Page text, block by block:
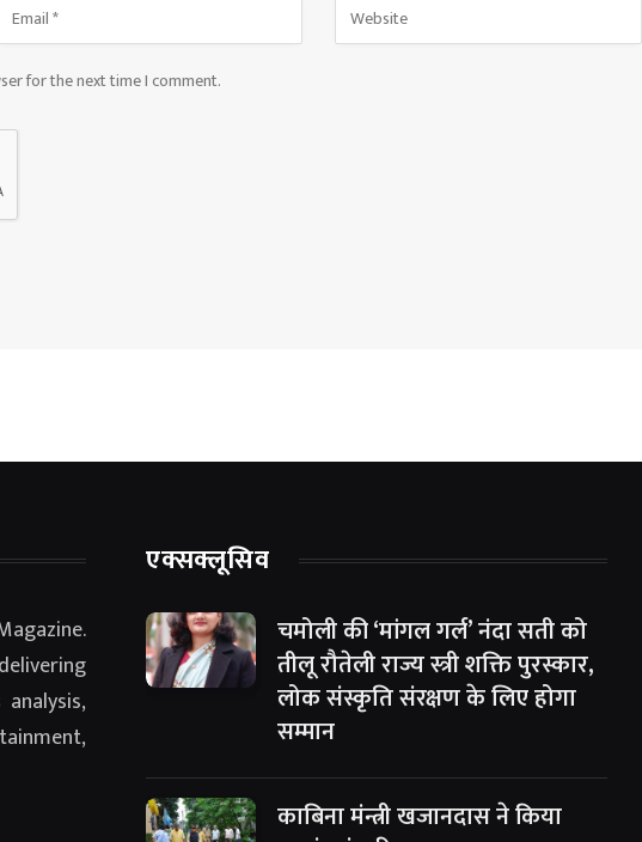
for the next time I comment.
एक्सक्लूसिव
चमोली की ‘मांगल गर्ल’ नंदा सती को
तीलू रौतेली राज्य स्त्री शक्ति पुरस्कार,
लोक संस्कृति संरक्षण के लिए होगा
सम्मान
काबिना मंन्त्री खजानदास ने किया